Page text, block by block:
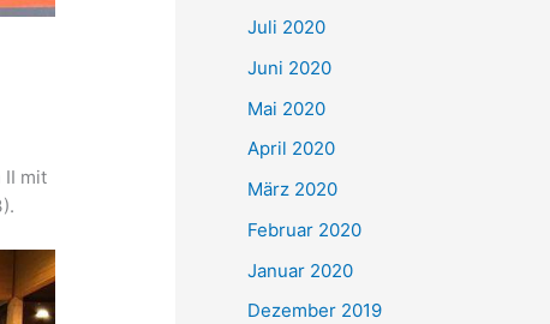
II mit
Juli 2020
Juni 2020
Mai 2020
April 2020
März 2020
Februar 2020
Januar 2020
Dezember 2019